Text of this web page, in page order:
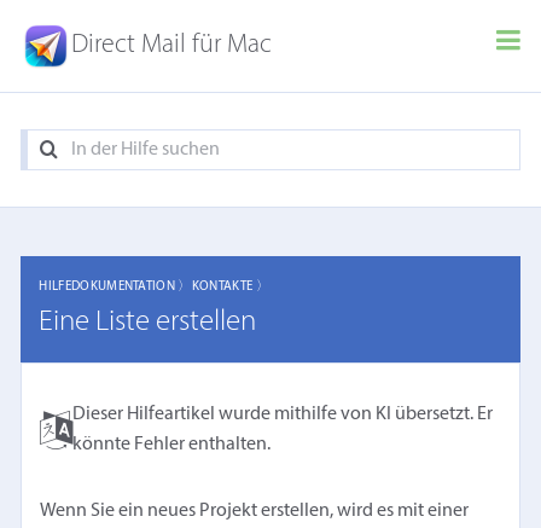
Direct Mail für Mac
HILFEDOKUMENTATION 〉 KONTAKTE 〉
Eine Liste erstellen
Dieser Hilfeartikel wurde mithilfe von KI übersetzt. Er
könnte Fehler enthalten.
Wenn Sie ein neues Projekt erstellen, wird es mit einer